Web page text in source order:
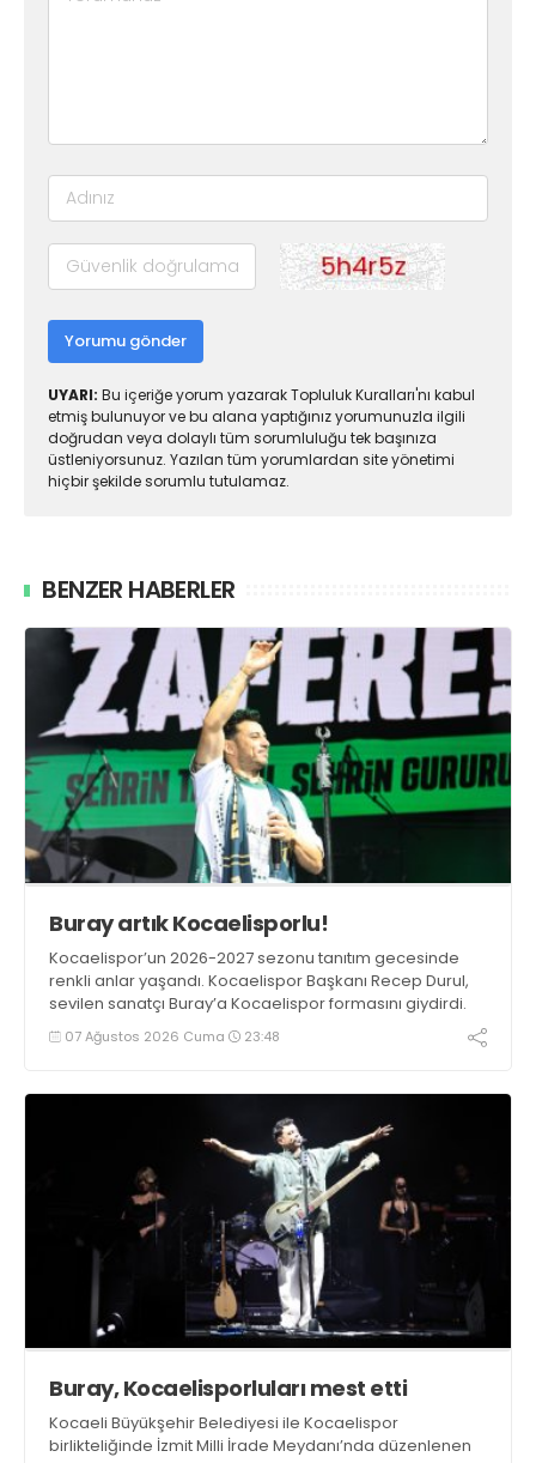
Yorumu gönder
UYARI: Bu içeriğe yorum yazarak Topluluk Kuralları'nı kabul
etmiş bulunuyor ve bu alana yaptığınız yorumunuzla ilgili
doğrudan veya dolaylı tüm sorumluluğu tek başınıza
üstleniyorsunuz. Yazılan tüm yorumlardan site yönetimi
hiçbir şekilde sorumlu tutulamaz.
BENZER HABERLER
Buray artık Kocaelisporlu!
Kocaelispor’un 2026-2027 sezonu tanıtım gecesinde
renkli anlar yaşandı. Kocaelispor Başkanı Recep Durul,
sevilen sanatçı Buray’a Kocaelispor formasını giydirdi.
07 Ağustos 2026 Cuma 23:48
Buray, Kocaelisporluları mest etti
Kocaeli Büyükşehir Belediyesi ile Kocaelispor
birlikteliğinde İzmit Milli İrade Meydanı’nda düzenlenen